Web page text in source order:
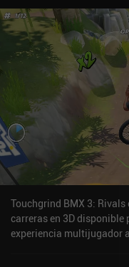
Touchgrind BMX 3:
carreras en 3D disponible
experiencia multijugador